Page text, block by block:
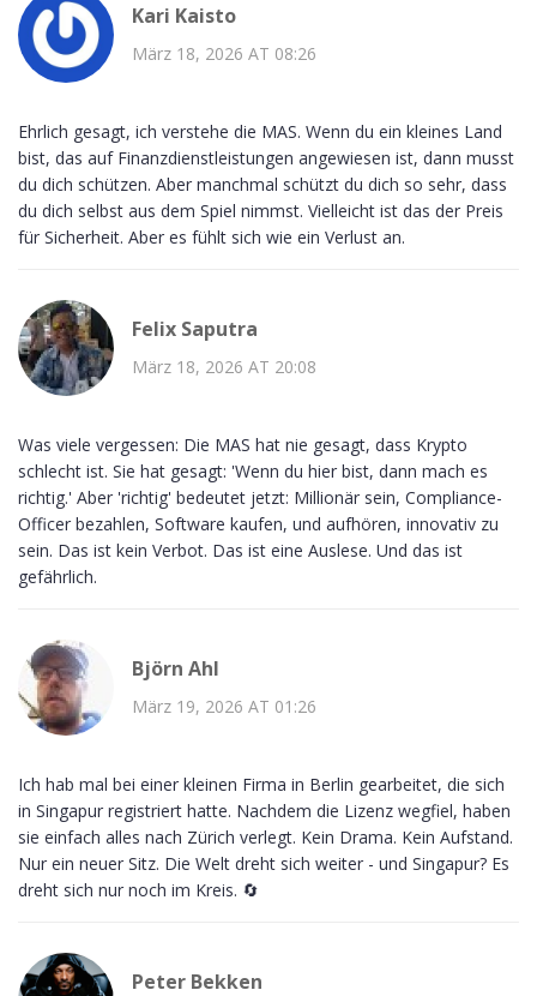
Kari Kaisto
März 18, 2026 AT 08:26
Ehrlich gesagt, ich verstehe die MAS. Wenn du ein kleines Land
bist, das auf Finanzdienstleistungen angewiesen ist, dann musst
du dich schützen. Aber manchmal schützt du dich so sehr, dass
du dich selbst aus dem Spiel nimmst. Vielleicht ist das der Preis
für Sicherheit. Aber es fühlt sich wie ein Verlust an.
Felix Saputra
März 18, 2026 AT 20:08
Was viele vergessen: Die MAS hat nie gesagt, dass Krypto
schlecht ist. Sie hat gesagt: 'Wenn du hier bist, dann mach es
richtig.' Aber 'richtig' bedeutet jetzt: Millionär sein, Compliance-
Officer bezahlen, Software kaufen, und aufhören, innovativ zu
sein. Das ist kein Verbot. Das ist eine Auslese. Und das ist
gefährlich.
Björn Ahl
März 19, 2026 AT 01:26
Ich hab mal bei einer kleinen Firma in Berlin gearbeitet, die sich
in Singapur registriert hatte. Nachdem die Lizenz wegfiel, haben
sie einfach alles nach Zürich verlegt. Kein Drama. Kein Aufstand.
Nur ein neuer Sitz. Die Welt dreht sich weiter - und Singapur? Es
dreht sich nur noch im Kreis. 🔄
Peter Bekken